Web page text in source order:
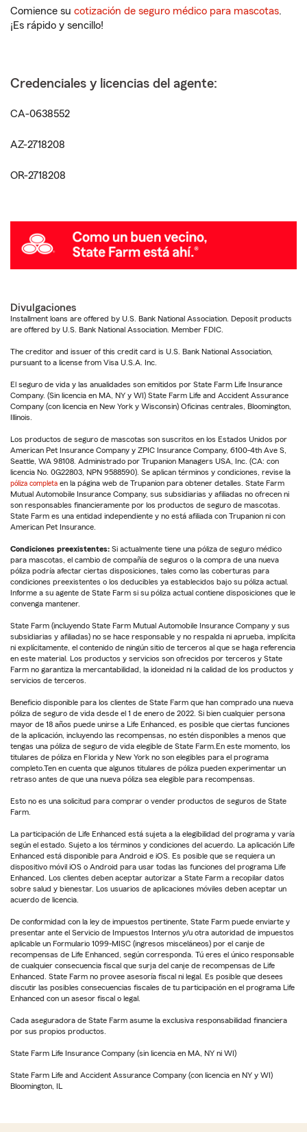
Comience su cotización de seguro médico para mascotas.
¡Es rápido y sencillo!
Credenciales y licencias del agente:
CA-0638552
AZ-2718208
OR-2718208
Divulgaciones
Installment loans are offered by U.S. Bank National Association. Deposit products
are offered by U.S. Bank National Association. Member FDIC.
The creditor and issuer of this credit card is U.S. Bank National Association,
pursuant to a license from Visa U.S.A. Inc.
El seguro de vida y las anualidades son emitidos por State Farm Life Insurance
Company. (Sin licencia en MA, NY y WI) State Farm Life and Accident Assurance
Company (con licencia en New York y Wisconsin) Oficinas centrales, Bloomington,
Illinois.
Los productos de seguro de mascotas son suscritos en los Estados Unidos por
American Pet Insurance Company y ZPIC Insurance Company, 6100-4th Ave S,
Seattle, WA 98108. Administrado por Trupanion Managers USA, Inc. (CA: con
licencia No. 0G22803, NPN 9588590). Se aplican términos y condiciones, revise la
póliza completa en la página web de Trupanion para obtener detalles. State Farm
Mutual Automobile Insurance Company, sus subsidiarias y afiliadas no ofrecen ni
son responsables financieramente por los productos de seguro de mascotas.
State Farm es una entidad independiente y no está afiliada con Trupanion ni con
American Pet Insurance.
Condiciones preexistentes: Si actualmente tiene una póliza de seguro médico
para mascotas, el cambio de compañía de seguros o la compra de una nueva
póliza podría afectar ciertas disposiciones, tales como las coberturas para
condiciones preexistentes o los deducibles ya establecidos bajo su póliza actual.
Informe a su agente de State Farm si su póliza actual contiene disposiciones que le
convenga mantener.
State Farm (incluyendo State Farm Mutual Automobile Insurance Company y sus
subsidiarias y afiliadas) no se hace responsable y no respalda ni aprueba, implícita
ni explícitamente, el contenido de ningún sitio de terceros al que se haga referencia
en este material. Los productos y servicios son ofrecidos por terceros y State
Farm no garantiza la mercantabilidad, la idoneidad ni la calidad de los productos y
servicios de terceros.
Beneficio disponible para los clientes de State Farm que han comprado una nueva
póliza de seguro de vida desde el 1 de enero de 2022. Si bien cualquier persona
mayor de 18 años puede unirse a Life Enhanced, es posible que ciertas funciones
de la aplicación, incluyendo las recompensas, no estén disponibles a menos que
tengas una póliza de seguro de vida elegible de State Farm.En este momento, los
titulares de póliza en Florida y New York no son elegibles para el programa
completo.Ten en cuenta que algunos titulares de póliza pueden experimentar un
retraso antes de que una nueva póliza sea elegible para recompensas.
Esto no es una solicitud para comprar o vender productos de seguros de State
Farm.
La participación de Life Enhanced está sujeta a la elegibilidad del programa y varía
según el estado. Sujeto a los términos y condiciones del acuerdo. La aplicación Life
Enhanced está disponible para Android e iOS. Es posible que se requiera un
dispositivo móvil iOS o Android para usar todas las funciones del programa Life
Enhanced. Los clientes deben aceptar autorizar a State Farm a recopilar datos
sobre salud y bienestar. Los usuarios de aplicaciones móviles deben aceptar un
acuerdo de licencia.
De conformidad con la ley de impuestos pertinente, State Farm puede enviarte y
presentar ante el Servicio de Impuestos Internos y/u otra autoridad de impuestos
aplicable un Formulario 1099-MISC (ingresos misceláneos) por el canje de
recompensas de Life Enhanced, según corresponda. Tú eres el único responsable
de cualquier consecuencia fiscal que surja del canje de recompensas de Life
Enhanced. State Farm no provee asesoría fiscal ni legal. Es posible que desees
discutir las posibles consecuencias fiscales de tu participación en el programa Life
Enhanced con un asesor fiscal o legal.
Cada aseguradora de State Farm asume la exclusiva responsabilidad financiera
por sus propios productos.
State Farm Life Insurance Company (sin licencia en MA, NY ni WI)
State Farm Life and Accident Assurance Company (con licencia en NY y WI)
Bloomington, IL